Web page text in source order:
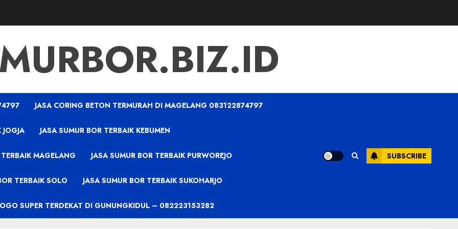
JASA CORING BETON TERMURAH DI MAGELANG 083122874797
JOGJA JASA SUMUR BOR TERBAIK KEBUMEN
MAGELANG JASA SUMUR BOR TERBAIK PURWOREJO
TERBAIK SOLO JASA SUMUR BOR TERBAIK SUKOHARJO
SUPER TERDEKAT DI GUNUNGKIDUL – 082223153282
SUBSCRIBE